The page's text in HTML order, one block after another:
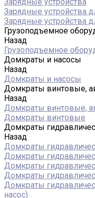
Зарядные устройства
Зарядные устройства
Грузоподъемное
Назад
Грузоподъемное
Домкраты и насосы
Назад
Домкраты и насосы
Домкраты винтовые,
Назад
Домкраты винтовые,
Домкраты винтовые
Домкраты
Назад
Домкраты
Домкраты
Домкраты
Домкраты
Домкраты
насос)